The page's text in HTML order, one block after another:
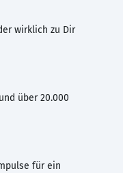
wirklich zu Dir
über 20.000
für ein